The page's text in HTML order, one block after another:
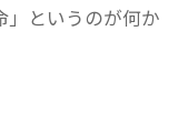
」というのが何か